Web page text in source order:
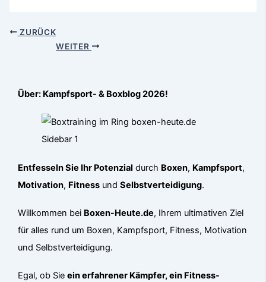
ZURÜCK
WEITER
Über: Kampfsport- & Boxblog 2026!
Entfesseln Sie Ihr Potenzial durch Boxen, Kampfsport,
Motivation, Fitness undSelbstverteidigung.
Willkommen bei Boxen-Heute.de, Ihrem ultimativen Ziel
für alles rund um Boxen, Kampfsport, Fitness, Motivation
und Selbstverteidigung.
Egal, ob Sieein erfahrener Kämpfer, ein Fitness-